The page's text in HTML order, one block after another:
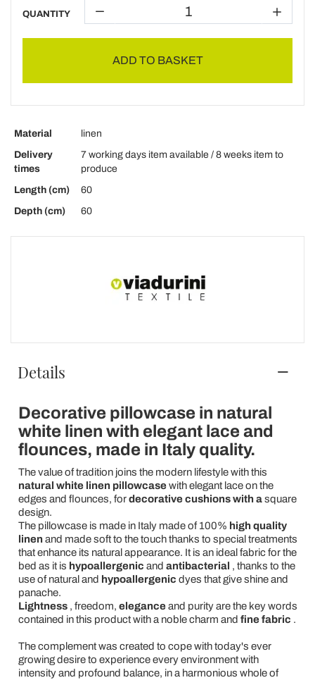
QUANTITY
ADD TO BASKET
Material
linen
Delivery
times
7 working days item available / 8 weeks item to
produce
Length (cm)
60
Depth (cm)
60
Details
Decorative pillowcase in natural
white linen with elegant lace and
flounces, made in Italy quality.
The value of tradition joins the modern lifestyle with this
natural white linen pillowcasewith elegant lace on the
edges and flounces, fordecorative cushions with asquare
design.
The pillowcase is made in Italy made of 100% high quality
linen and made soft to the touch thanks to special treatments
that enhance its natural appearance. It is an ideal fabric for the
bed as it is hypoallergenic and antibacterial , thanks to the
use of natural and hypoallergenic dyes that give shine and
panache.
Lightness, freedom, eleganceand purity are the key words
contained in this product with a noble charm and fine fabric .
The complement was created to cope with today's ever
growing desire to experience every environment with
intensity and profound balance, in a harmonious whole of